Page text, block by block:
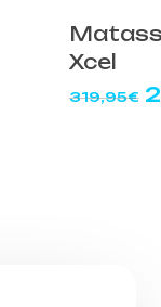
Xcel
319,95€ Il